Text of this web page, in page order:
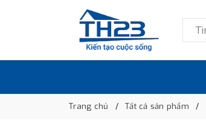
Trang chủ Tất cả sản phẩm